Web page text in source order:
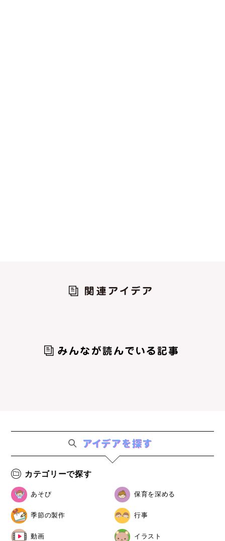
カテゴリーで探す
あそび 保育を深める
季節の製作 行事
動画 イラスト